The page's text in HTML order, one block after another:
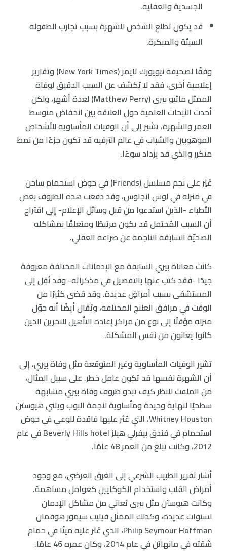
الجسدية والعقلية.
قد يكون تطلع الشخص للشهرة بسبب تجارب الطفولة
السيئة والمبكرة.
وفقًا لصحيفة نيويورك تايمز (New York Times) وتقارير
إعلامية أخرى، فقد لا يُكشف عن السبب الدقيق لوفاة
الممثل ماثيو بيري (Matthew Perry) لعدة أشهر، ولكن
أحدث الأبحاث العلمية حول العلاقة بين انخفاض متوسط
العمر والشهرة، تشير إلى أن الوفيات المأساوية للأشخاص
الموهوبين والشباب في عالم الترفيه قد تكون جزءًا من نمط
متكرر والذي قد يزداد سوءًا.
عُثِر على نجم مسلسل (Friends) في حوض استحمام ساخن
في منزله في لوس انجلوس، وقد دفعت هذه الظروف بعض
الأطباء -الذين استدعوا من قبل وسائل الإعلام- إلى اقتراح
أن السبب المُحتمل قد يكون مرتبطًا ومتعلقًا بمشاكله
الصحيّة السابقة الناجمة عن صراعه العقلي.
كانت معاناة بيري السابقة مع الإدمانات المختلفة معروفة
جيدًا -فقد كتب عنها بالتفصيل في مذكراته- وقد نُقِل إلى
المستشفى بسبب أمراضٍ عديدة. وقد قضى كثيرًا من
الوقت في مرافق العلاج المختلفة، ويُقال أيضًا أنه حوّل
منزله مؤقتًا إلى نوع من مراكز إعادة التأهيل للآخرين الذين
كانوا يعانون من نفس المشكلة.
تشير الوفيات المأساوية وغير المتوقعة مثل وفاة بيري، إلى
أن الشهرة نفسها قد تكون عامل خطر. على سبيل المثال،
من الملفت للنظر كيف تبدو ظروف وفاة بيري مشابهة
سطحيًا لنهاية وحيدة ومأساوية لنجمة البوب ويتني هيوستن
Whitney Houston، التي عُثر عليها فاقدة للوعي في حوض
استحمام في فندق بيفرلي هيلز Beverly Hills hotel في عام
2012، وكانت تبلغ من العمر 48 عامًا.
أشار تقرير الطبيب الشرعي إلى الغرق العرضي، مع وجود
أمراض القلب واستخدام الكوكايين كعوامل مساهمة.
وكانت هيوستن مثل بيري تعاني من مشاكل الإدمان
لسنوات عديدة، وكذلك الممثل فيليب سيمور هوفمان
Philip Seymour Hoffman، الذي عُثر عليه ميتًا في حمام
شقته في مانهاتن في عام 2014، وكان عمره 46 عامًا.